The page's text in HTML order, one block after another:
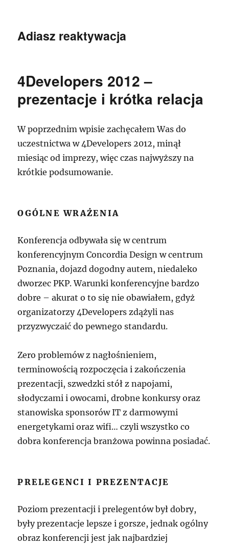
Adiasz reaktywacja
4Developers 2012 –
prezentacje i krótka relacja
W poprzednim wpisie zachęcałem Was do
uczestnictwa w 4Developers 2012, minął
miesiąc od imprezy, więc czas najwyższy na
krótkie podsumowanie.
OGÓLNE WRAŻENIA
Konferencja odbywała się w centrum
konferencyjnym Concordia Design w centrum
Poznania, dojazd dogodny autem, niedaleko
dworzec PKP. Warunki konferencyjne bardzo
dobre – akurat o to się nie obawiałem, gdyż
organizatorzy 4Developers zdążyli nas
przyzwyczaić do pewnego standardu.
Zero problemów z nagłośnieniem,
terminowością rozpoczęcia i zakończenia
prezentacji, szwedzki stół z napojami,
słodyczami i owocami, drobne konkursy oraz
stanowiska sponsorów IT z darmowymi
energetykami oraz wifi… czyli wszystko co
dobra konferencja branżowa powinna posiadać.
PRELEGENCI I PREZENTACJE
Poziom prezentacji i prelegentów był dobry,
były prezentacje lepsze i gorsze, jednak ogólny
obraz konferencji jest jak najbardziej